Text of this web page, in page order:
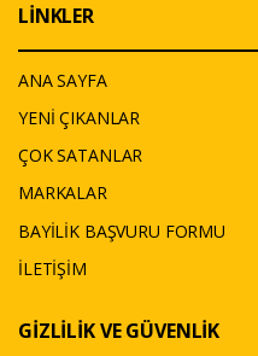
LİNKLER
ANA SAYFA
YENİ ÇIKANLAR
ÇOK SATANLAR
MARKALAR
BAYİLİK BAŞVURU FORMU
İLETİŞİM
GİZLİLİK VE GÜVENLİK